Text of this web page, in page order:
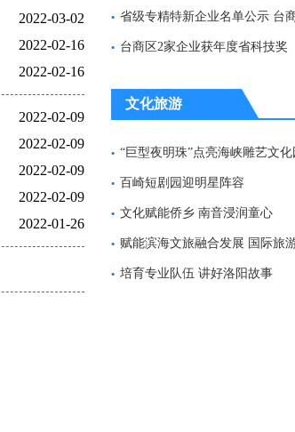
2022-03-02
2022-02-16
2022-02-16
2022-02-09
2022-02-09
2022-02-09
2022-02-09
2022-01-26
省级专精特新企业名单公示 台
台商区2家企业获年度省科技奖
文化旅游
“巨型夜明珠”点亮海峡雕艺文化
百崎短剧园迎明星阵容
文化赋能侨乡 南音浸润童心
赋能滨海文旅融合发展 国际旅
培育专业队伍 讲好洛阳故事